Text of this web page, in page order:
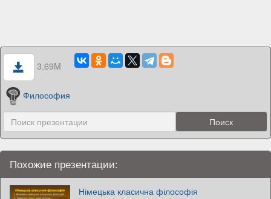
3.69M
Философия
Похожие презентации:
Німецька класична філософія